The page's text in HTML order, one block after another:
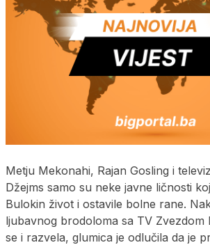
Metju Mekonahi, Rajan Gosling i
Džejms samo su neke javne ličnosti
Bulokin život i ostavile bolne rane.
ljubavnog brodoloma sa TV Zvezdom
se i razvela, glumica je odlučila da je